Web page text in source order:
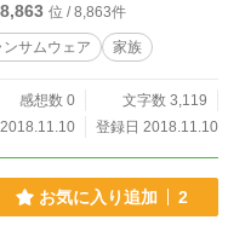
8,863 位 / 8,863件
ンサムウェア 家族
感想数 0
文字数 3,119
登録日 2018.11.10
お気に入り追加 2